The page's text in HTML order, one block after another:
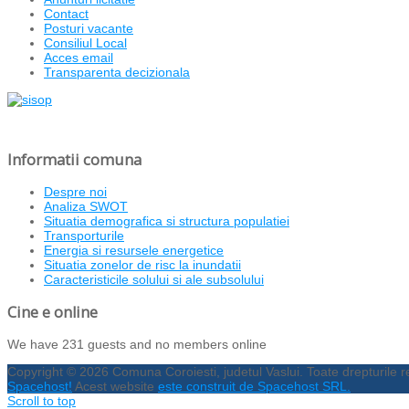
Contact
Posturi vacante
Consiliul Local
Acces email
Transparenta decizionala
Informatii comuna
Despre noi
Analiza SWOT
Situatia demografica si structura populatiei
Transporturile
Energia si resursele energetice
Situatia zonelor de risc la inundatii
Caracteristicile solului si ale subsolului
Cine e online
We have 231 guests and no members online
Copyright © 2026 Comuna Coroiesti, judetul Vaslui. Toate drepturile
Spacehost! Acest website este construit de Spacehost SRL.
Scroll to top